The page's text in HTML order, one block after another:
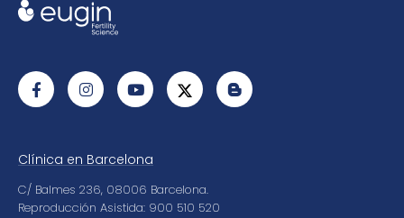
Clínica en Barcelona
C/ Balmes 236, 08006 Barcelona.
Reproducción Asistida: 900 510 520